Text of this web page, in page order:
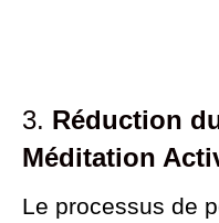
3. Réduction
Méditation
Le processus de